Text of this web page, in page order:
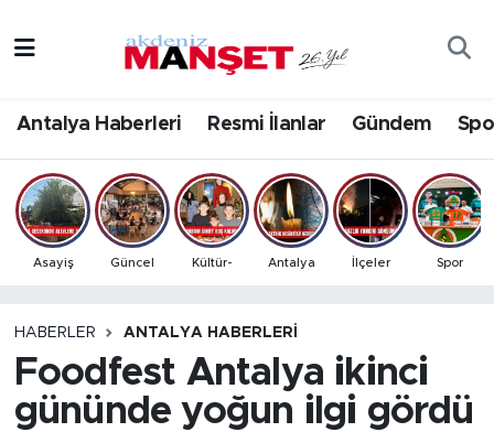
Antalya Haberleri Resmi İlanlar Gündem
Asayiş Güncel Kültür- Antalya İlçeler Spor
HABERLER ANTALYA HABERLERI
Foodfest Antalya ikinci
gününde yoğun ilgi gördü
Bilim & Teknoloji
Eğitim
Ekonomi
Gündem
İlçeler
Antalya Hava Durumu
Antalya Namaz Vakitleri
Antalya Trafik Yoğunluk Haritası
Tüm Manşetler
Son Dakika Haberleri